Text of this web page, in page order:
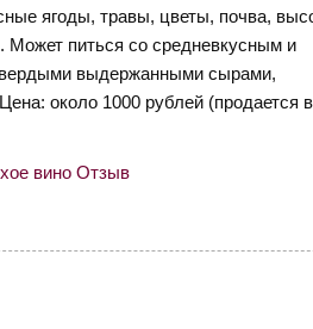
ягоды, травы, цветы, почва,
Может питься со средневкусным и
выдержанными сырами,
около 1000 рублей (продается в